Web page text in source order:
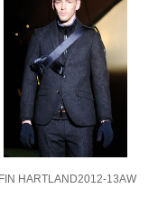
HARTLAND2012-13AW